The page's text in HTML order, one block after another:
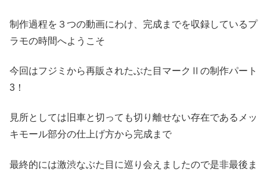
制作過程を３つの動画にわけ、完成までを収録しているプ
ラモの時間へようこそ
今回はフジミから再販されたぶた目マークⅡの制作パート
3！
見所としては旧車と切っても切り離せない存在であるメッ
キモール部分の仕上げ方から完成まで
最終的には激渋なぶた目に巡り会えましたので是非最後ま